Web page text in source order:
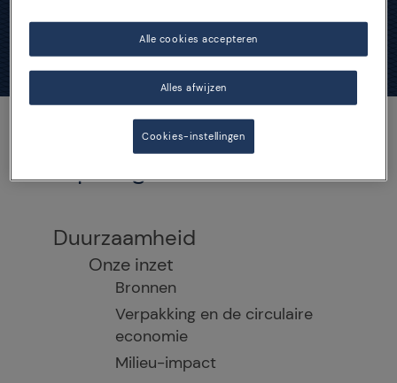
Sanpellegrino
Duurzaamheid
Onze inzet
Bronnen
Verpakking en de circulaire
economie
Milieu-impact
Alles afwijzen
Alle cookies accepteren
Cookies-instellingen